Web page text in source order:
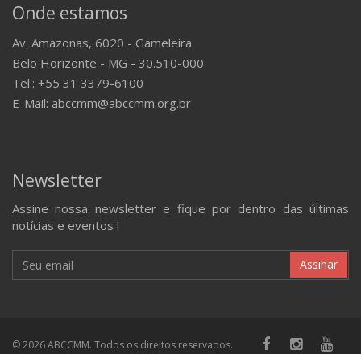
Onde estamos
Av. Amazonas, 6020 - Gameleira
Belo Horizonte - MG - 30.510-000
Tel.: +55 31 3379-6100
E-Mail: abccmm@abccmm.org.br
Newsletter
Assine nossa newsletter e fique por dentro das últimas
notícias e eventos !
Assinar
© 2026 ABCCMM. Todos os direitos reservados.